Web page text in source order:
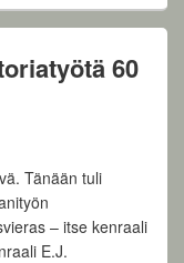
60
Tänään tuli
– itse kenraali
E.J.